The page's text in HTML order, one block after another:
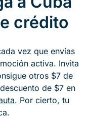
crédito
vez que envías
activa. Invita
otros $7 de
de $7 en
. Por cierto, tu